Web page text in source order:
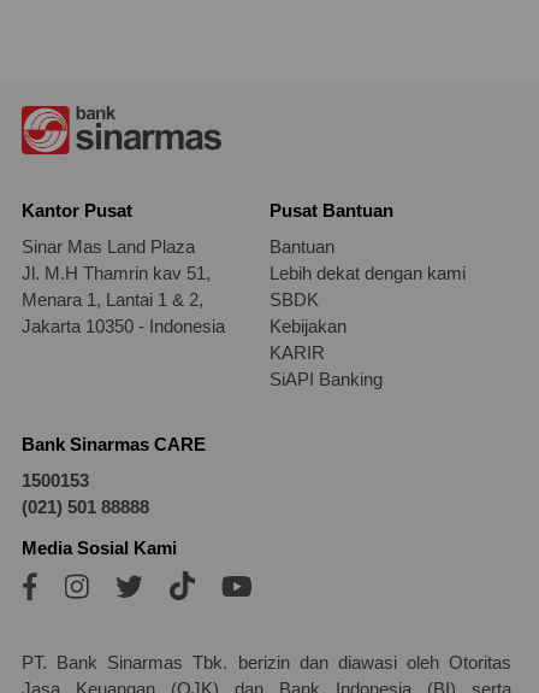
Kantor Pusat
Sinar Mas Land Plaza
Jl. M.H Thamrin kav 51,
Menara 1, Lantai 1 & 2,
Jakarta 10350 - Indonesia
Pusat Bantuan
Bantuan
Lebih dekat dengan kami
SBDK
Kebijakan
KARIR
SiAPI Banking
Bank Sinarmas CARE
1500153
(021) 501 88888
Media Sosial Kami
PT. Bank Sinarmas Tbk. berizin dan diawasi oleh Otoritas